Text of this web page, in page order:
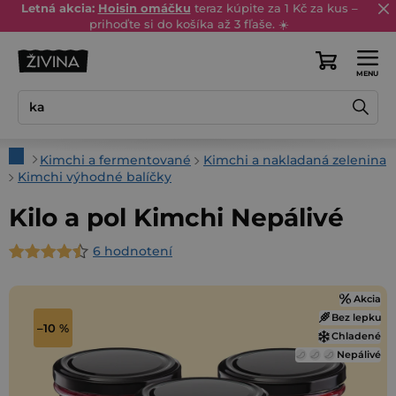
Prejsť
na
obsah
Letná akcia: Hoisin omáčku teraz kúpite za 1 Kč za kus –
prihoďte si do košíka až 3 fľaše. ☀️
Nákupný
DomovKimchi a fermentované
Kimchi a nakladaná zelenina
Kimchi výhodné balíčky
Kilo a pol Kimchi Nepálivé
Priemerné
6 hodnotení
Akcia
Bez lepku
Chladené
Nepálivé
–10 %